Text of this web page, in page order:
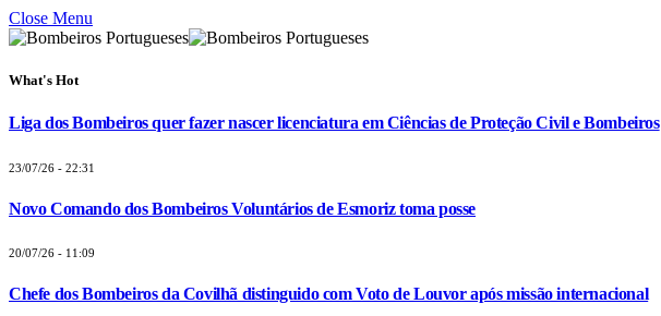
Close Menu
What's Hot
Liga dos Bombeiros quer fazer nascer licenciatura em Ciências de Proteção Civil e Bombeiros
23/07/26 - 22:31
Novo Comando dos Bombeiros Voluntários de Esmoriz toma posse
20/07/26 - 11:09
Chefe dos Bombeiros da Covilhã distinguido com Voto de Louvor após missão internacional